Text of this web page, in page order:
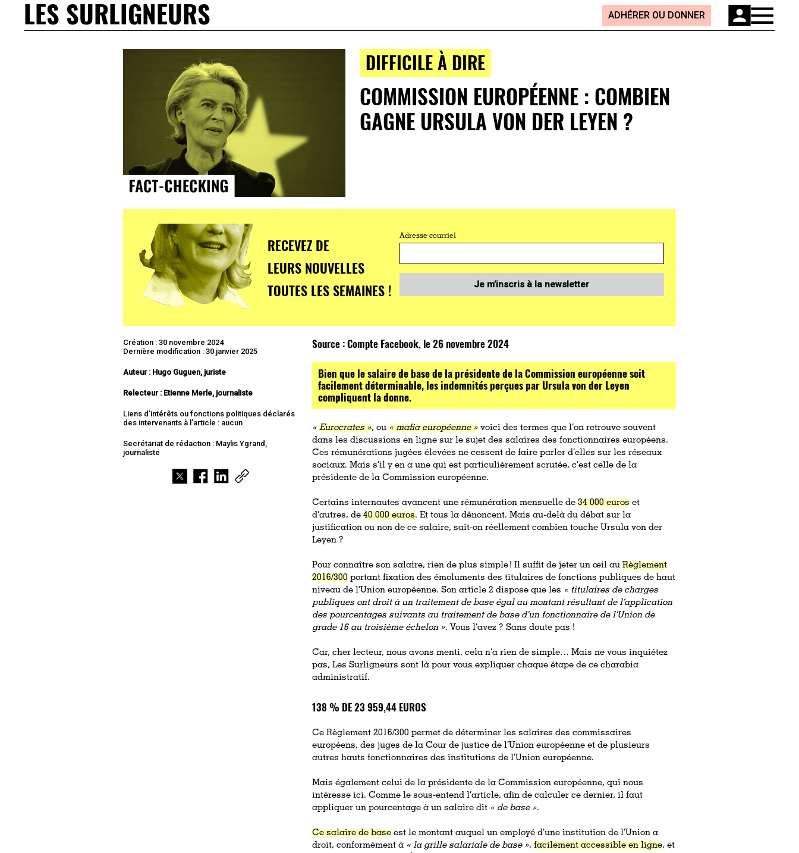
LES SURLIGNEURS ADHÉRER OU DONNER
DIFFICILE À DIRE
COMMISSION EUROPÉENNE : COMBIEN
GAGNE URSULA VON DER LEYEN ?
RECEVEZ DE
LEURS NOUVELLES
TOUTES LES SEMAINES !
Adresse courriel
Je m’inscris à la newsletter
Création : 30 novembre 2024
Dernière modification : 30 janvier 2025
Auteur : Hugo Guguen, juriste
Relecteur : Etienne Merle, journaliste
Liens d’intérêts ou fonctions politiques déclarés
des intervenants à l’article : aucun
Secrétariat de rédaction : Maylis Ygrand,
journaliste
Source :Compte Facebook, le 26 novembre 2024
Bien que le salaire de base de la présidente de la Commission européenne soit
facilement déterminable, les indemnités perçues par Ursula von der Leyen
compliquent la donne.
«Eurocrates », ou « mafia européenne » voici des termes que l’on retrouve souvent
dans les discussions en ligne sur le sujet des salaires des fonctionnaires européens.
Ces rémunérations jugées élevées ne cessent de faire parler d’elles sur les réseaux
sociaux. Mais s’il y en a une qui est particulièrement scrutée, c’est celle de la
présidente de la Commission européenne.
Certains internautes avancent une rémunération mensuelle de34 000 euros et
d’autres, de40 000 euros. Et tous la dénoncent. Mais au-delà du débat sur la
justification ou non de ce salaire, sait-on réellement combien touche Ursula von der
Leyen ?
Pour connaître son salaire, rien de plus simple ! Il suffit de jeter un œil auRèglement
2016/300 portant fixation des émoluments des titulaires de fonctions publiques de haut
niveau de l’Union européenne. Son article 2 dispose que les « titulaires de charges
publiques ont droit à un traitement de base égal au montant résultant de l’application
des pourcentages suivants au traitement de base d’un fonctionnaire de l’Union de
grade 16 au troisième échelon ». Vous l’avez ? Sans doute pas !
Car, cher lecteur, nous avons menti, cela n’a rien de simple… Mais ne vous inquiétez
pas, Les Surligneurs sont là pour vous expliquer chaque étape de ce charabia
administratif.
138 % DE 23 959,44 EUROS
Ce Règlement 2016/300 permet de déterminer les salaires des commissaires
européens, des juges de la Cour de justice de l’Union européenne et de plusieurs
autres hauts fonctionnaires des institutions de l’Union européenne.
Mais également celui de la présidente de la Commission européenne, qui nous
intéresse ici. Comme le sous-entend l’article, afin de calculer ce dernier, il faut
appliquer un pourcentage à un salaire dit « de base ».
Ce salaire de base est le montant auquel un employé d’une institution de l’Union a
droit, conformément à « la grille salariale de base »,facilement accessible en ligne, et